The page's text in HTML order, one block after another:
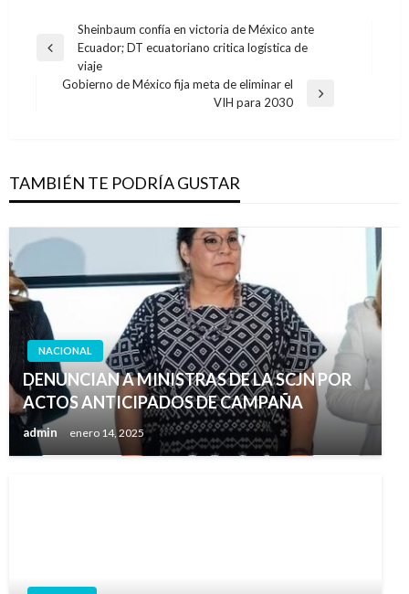
Navegación
de
entradas
Entrada
Sheinbaum confía en victoria de México ante
Ecuador; DT ecuatoriano critica logística de
viaje
Gobierno de México fija meta de eliminar el
VIH para 2030
TAMBIÉN TE PODRÍA GUSTAR
NACIONAL
DENUNCIAN A MINISTRAS DE LA SCJN POR
ACTOS ANTICIPADOS DE CAMPAÑA
admin enero 14, 2025